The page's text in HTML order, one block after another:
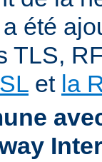
été
TLS,
et la